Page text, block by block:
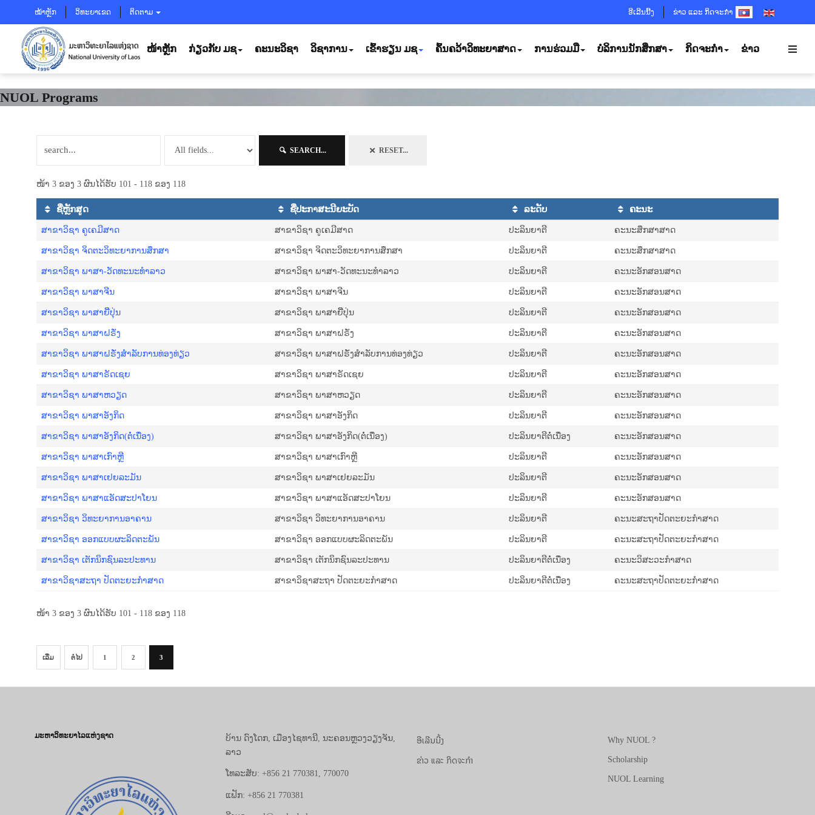
ໝ້າຫຼັກ ວິທະຍາເຂດ ຕິດຕາມ ອີເລີນນີ້ງ ຂ່າວ ແລະ ກິດຈະກຳSELECT YOUR
ໜ້າຫຼັກ ກ່ຽວກັບ ມຊ ຄະນະວິຊາ ວິຊາການ ເຂົ້າຮຽນ ມຊ ຄົ້ນຄວ້າວິທະຍາສາດ ການຮ່ວມມື ບໍລິການນັກສຶກສາ ກິດຈະກຳ ຂ່າວ
NUOL Programs
SEARCH... RESET...
ໜ້າ 3 ຂອງ 3 ຜົນໄດ້ຮັບ 101 - 118 ຂອງ 118
ຊື່ຫຼັກສູດ ຊື່ປະກາສະນີຍະບັດ ລະດັບ ຄະນະ
ສາຂາວິຊາ ຄູເຄມີສາດ ສາຂາວິຊາ ຄູເຄມີສາດ ປະລິນຍາຕີ ຄະນະສຶກສາສາດ
ສາຂາວິຊາ ຈິດຕະວິທະຍາການສຶກສາ ສາຂາວິຊາ ຈິດຕະວິທະຍາການສຶກສາ ປະລິນຍາຕີ ຄະນະສຶກສາສາດ
ສາຂາວິຊາ ພາສາ-ວັດທະນະທໍາລາວ ສາຂາວິຊາ ພາສາ-ວັດທະນະທໍາລາວ ປະລິນຍາຕີ ຄະນະອັກສອນສາດ
ສາ​ຂາວິຊາ ພາ​ສາ​ຈີນ ສາ​ຂາວິຊາ ພາ​ສາ​ຈີນ ປະລິນຍາຕີ ຄະນະອັກສອນສາດ
ສາຂາວິຊາ ພາສາຍີີ່ປຸ່ນ ສາຂາວິຊາ ພາສາຍີີ່ປຸ່ນ ປະລິນຍາຕີ ຄະນະອັກສອນສາດ
ສາຂາວິຊາ ພາສາຝຣັ່ງ ສາຂາວິຊາ ພາສາຝຣັ່ງ ປະລິນຍາຕີ ຄະນະອັກສອນສາດ
ສາຂາວິຊາ ພາສາຝຣັ່ງສໍາລັບການທ່ອງທ່ຽວ ສາຂາວິຊາ ພາສາຝຣັ່ງສໍາລັບການທ່ອງທ່ຽວ ປະລິນຍາຕີ ຄະນະອັກສອນສາດ
ສາຂາວິຊາ ພາສາຣັດເຊຍ ສາຂາວິຊາ ພາສາຣັດເຊຍ ປະລິນຍາຕີ ຄະນະອັກສອນສາດ
ສາຂາວິຊາ ພາສາຫວຽດ ສາຂາວິຊາ ພາສາຫວຽດ ປະລິນຍາຕີ ຄະນະອັກສອນສາດ
ສາຂາວິຊາ ພາ​ສາ​ອັງ​ກິດ ສາຂາວິຊາ ພາ​ສາ​ອັງ​ກິດ ປະລິນຍາຕີ ຄະນະອັກສອນສາດ
ສາຂາວິຊາ ພາ​ສາ​ອັງ​ກິດ(ຕໍ່ເນື່ອງ) ສາຂາວິຊາ ພາ​ສາ​ອັງ​ກິດ(ຕໍ່ເນື່ອງ) ປະລິນຍາຕີຕໍ່ເນື່ອງ ຄະນະອັກສອນສາດ
ສາຂາວິຊາ ພາສາເກົາຫຼີ ສາຂາວິຊາ ພາສາເກົາຫຼີ ປະລິນຍາຕີ ຄະນະອັກສອນສາດ
ສາຂາວິຊາ ພາສາເຢຍລະມັນ ສາຂາວິຊາ ພາສາເຢຍລະມັນ ປະລິນຍາຕີ ຄະນະອັກສອນສາດ
ສາຂາວິຊາ ພາສາແອັດສະປາໂຍນ ສາຂາວິຊາ ພາສາແອັດສະປາໂຍນ ປະລິນຍາຕີ ຄະນະອັກສອນສາດ
ສາຂາວິຊາ ວິທະຍາການອາຄານ ສາຂາວິຊາ ວິທະຍາການອາຄານ ປະລິນຍາຕີ ຄະນະສະຖາປັດຕະຍະກຳສາດ
ສາຂາວິຊາ ອອກແບບຜະລິດຕະພັນ ສາຂາວິຊາ ອອກແບບຜະລິດຕະພັນ ປະລິນຍາຕີ ຄະນະສະຖາປັດຕະຍະກຳສາດ
ສາຂາວິຊາ ເຕັກນິກຊົນລະປະທານ ສາຂາວິຊາ ເຕັກນິກຊົນລະປະທານ ປະລິນຍາຕີຕໍ່ເນື່ອງ ຄະນະວິສະວະກຳສາດ
ສາຂາວິຊາສະຖາ ປັດຕະຍະກຳສາດ ສາຂາວິຊາສະຖາ ປັດຕະຍະກຳສາດ ປະລິນຍາຕີຕໍ່ເນື່ອງ ຄະນະສະຖາປັດຕະຍະກຳສາດ
ໜ້າ 3 ຂອງ 3 ຜົນໄດ້ຮັບ 101 - 118 ຂອງ 118
ເລີ່ມ ຕໍ່ໄປ 1 2 3
ມະຫາວິທະຍາໄລແຫ່ງຊາດ
ບ້ານ ດົງໂດກ, ເມືອງໄຊທານີ, ນະຄອນຫຼວງວຽງຈັນ,
ລາວ
ໂທລະສັບ: +856 21 770381, 770070
ແຟັກ: +856 21 770381
ອີເລີນນີ້ງ
ຂ່າວ ແລະ ກິດຈະກຳ
Why NUOL ?
Scholarship
NUOL Learning